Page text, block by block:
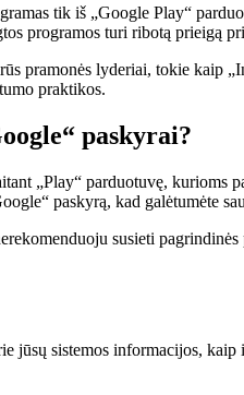
tik iš „Google Play“
programos turi ribotą prieigą
pramonės lyderiai, tokie kaip
praktikos.
paskyrai?
„Play“ parduotuvę,
paskyrą, kad galėtumėte
susieti
jūsų sistemos informacijos,